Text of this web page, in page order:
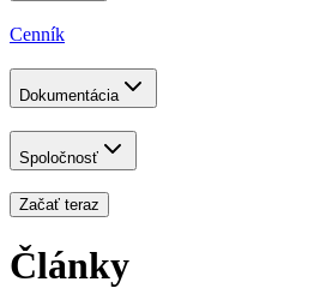
Cenník
Dokumentácia
Spoločnosť
Začať teraz
Články